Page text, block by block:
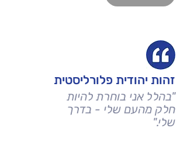
זהות יהודית פלורליסטית
"בהלל אני בוחרת להיות
חלק מהעם שלי - בדרך
שלי."